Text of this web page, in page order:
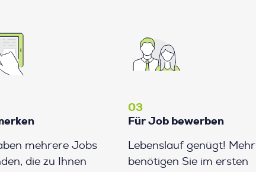
mehrere Jobs
die zu Ihnen
03
Für Job bewerben
Lebenslauf genügt! Mehr
benötigen Sie im ersten